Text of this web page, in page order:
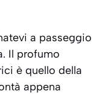
a passeggio
Il profumo
è quello della
appena